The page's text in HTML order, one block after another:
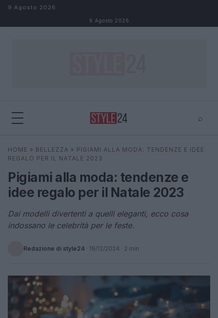
Salta al contenuto
9 Agosto 2026
9 Agosto 2026
⌕
Cerca ⌕ ×
HOME » BELLEZZA » PIGIAMI ALLA MODA: TENDENZE E IDEE
REGALO PER IL NATALE 2023
Pigiami alla moda: tendenze e
idee regalo per il Natale 2023
Dai modelli divertenti a quelli eleganti, ecco cosa
indossano le celebrità per le feste.
Redazione di style24 · 19/12/2024 · 2 min